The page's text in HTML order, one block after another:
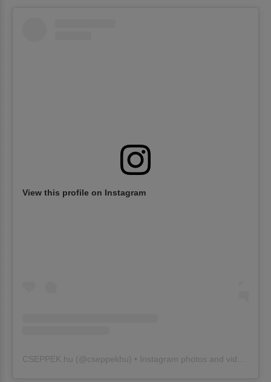
View this profile on Instagram
CSEPPEK.hu (@cseppekhu ) • Instagram photos and videos